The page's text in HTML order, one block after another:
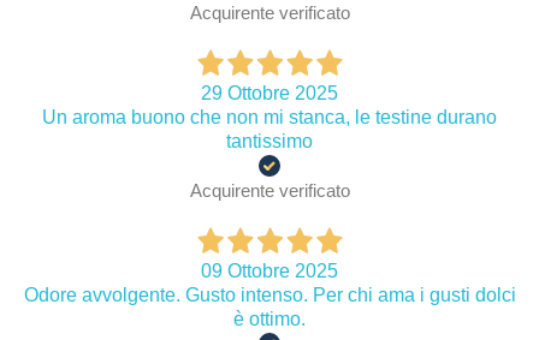
Acquirente verificato
29 Ottobre 2025
Un aroma buono che non mi stanca, le testine durano
tantissimo
Acquirente verificato
09 Ottobre 2025
Odore avvolgente. Gusto intenso. Per chi ama i gusti dolci
è ottimo.